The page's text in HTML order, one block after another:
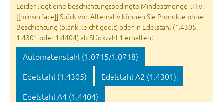
Leider liegt eine beschichtungsbedingte Mindestmenge i.H.v.
[[minsurface]] Stück vor. Alternativ können Sie Produkte ohne
Beschichtung (blank, leicht geölt) oder in Edelstahl (1.4305,
1.4301 oder 1.4404) ab Stückzahl 1 erhalten:
Automatenstahl (1.0715/1.0718)
Edelstahl (1.4305)
Edelstahl A2 (1.4301)
Edelstahl A4 (1.4404)